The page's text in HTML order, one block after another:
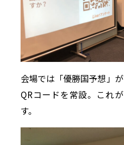
会場では「優勝国予想」
QRコードを常設。これ
す。